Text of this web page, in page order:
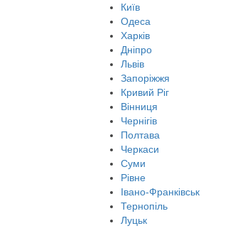
Київ
Одеса
Харків
Дніпро
Львів
Запоріжжя
Кривий Ріг
Вінниця
Чернігів
Полтава
Черкаси
Суми
Рівне
Івано-Франківськ
Тернопіль
Луцьк